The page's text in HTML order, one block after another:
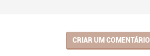
CRIAR UM COMENTÁRIO